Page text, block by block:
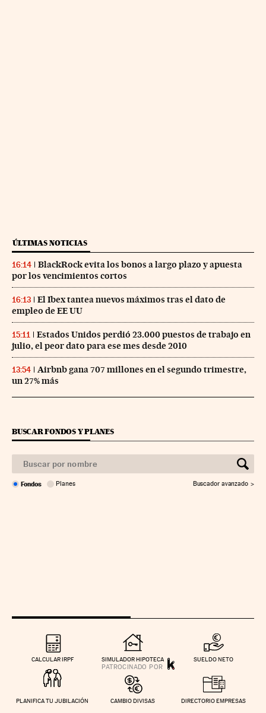
ÚLTIMAS NOTICIAS
16:14
BlackRock evita los bonos a largo plazo y apuesta
por los vencimientos cortos
16:13
El Ibex tantea nuevos máximos tras el dato de
empleo de EE UU
15:11
Estados Unidos perdió 23.000 puestos de trabajo en
julio, el peor dato para ese mes desde 2010
13:54
Airbnb gana 707 millones en el segundo trimestre,
un 27% más
BUSCAR FONDOS Y PLANES
Fondos Planes Buscador avanzado
CALCULAR IRPF SIMULADOR HIPOTECA SUELDO NETO
PLANIFICA TU JUBILACIÓN CAMBIO DIVISAS DIRECTORIO EMPRESAS